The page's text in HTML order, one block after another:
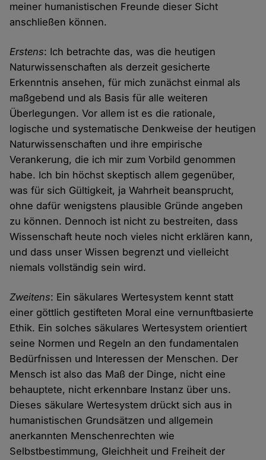
meiner humanistischen Freunde dieser Sicht
anschließen können.
Erstens: Ich betrachte das, was die heutigen
Naturwissenschaften als derzeit gesicherte
Erkenntnis ansehen, für mich zunächst einmal als
maßgebend und als Basis für alle weiteren
Überlegungen. Vor allem ist es die rationale,
logische und systematische Denkweise der heutigen
Naturwissenschaften und ihre empirische
Verankerung, die ich mir zum Vorbild genommen
habe. Ich bin höchst skeptisch allem gegenüber,
was für sich Gültigkeit, ja Wahrheit beansprucht,
ohne dafür wenigstens plausible Gründe angeben
zu können. Dennoch ist nicht zu bestreiten, dass
Wissenschaft heute noch vieles nicht erklären kann,
und dass unser Wissen begrenzt und vielleicht
niemals vollständig sein wird.
Zweitens: Ein säkulares Wertesystem kennt statt
einer göttlich gestifteten Moral eine vernunftbasierte
Ethik. Ein solches säkulares Wertesystem orientiert
seine Normen und Regeln an den fundamentalen
Bedürfnissen und Interessen der Menschen. Der
Mensch ist also das Maß der Dinge, nicht eine
behauptete, nicht erkennbare Instanz über uns.
Dieses säkulare Wertesystem drückt sich aus in
humanistischen Grundsätzen und allgemein
anerkannten Menschenrechten wie
Selbstbestimmung, Gleichheit und Freiheit der